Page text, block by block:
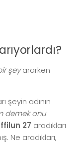
şeyararken
şeyin adının
demek onu
27 aradıkları
Ne aradıkları,